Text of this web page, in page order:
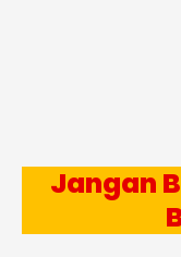
Jangan